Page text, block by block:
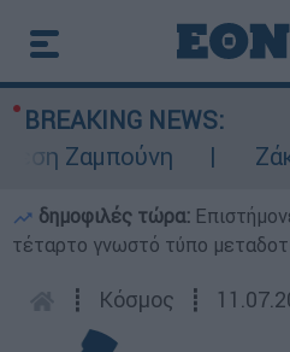
BREAKING NEWS:
Ζαμπούνη
δημοφιλές τώρα:
τέταρτο γνωστό τύπο
┋ Κόσμος ┋